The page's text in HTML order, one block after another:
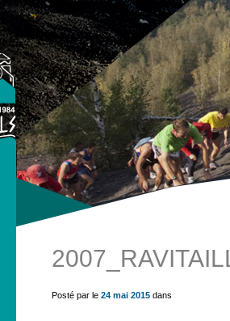
'thumb', true) ?>
Posté par le 24 mai 2015 dans